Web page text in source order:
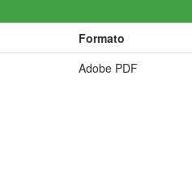
Formato
Adobe PDF